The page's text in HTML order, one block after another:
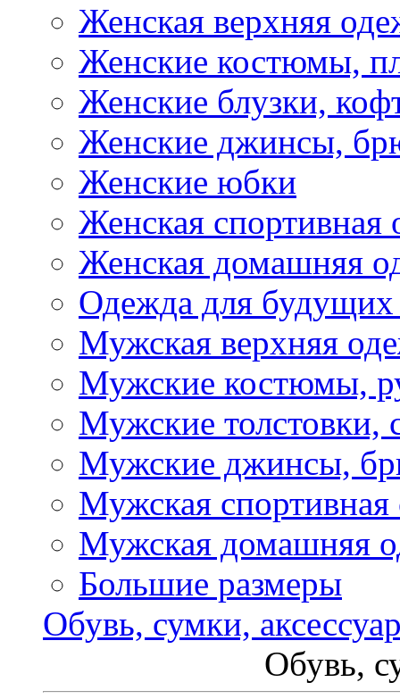
Женская верхняя
Женские костюмы,
Женские блузки,
Женские джинсы,
Женские юбки
Женская спортивная
Женская домашняя
Одежда для
Мужская верхняя
Мужские костюмы,
Мужские толстовки,
Мужские джинсы,
Мужская спортивная
Мужская домашняя
Большие размеры
Обувь, сумки,
Обувь,